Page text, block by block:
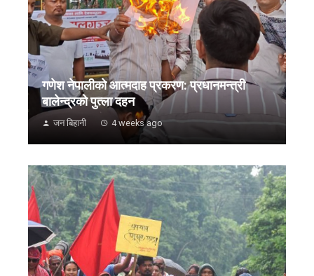
गणेश नेपालीको आत्मदाह प्रकरण: प्रधानमन्त्री
बालेन्द्रको पुत्ला दहन
जन बिहानी 4 weeks ago